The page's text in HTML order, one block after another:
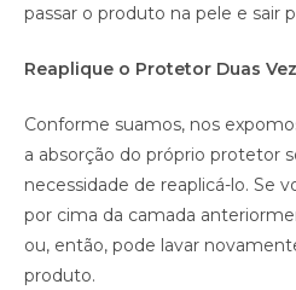
passar o produto na pele e sair
Reaplique o Protetor Duas
Conforme suamos, nos
a absorção do próprio protetor
necessidade de reaplicá-lo. Se
por cima da camada
ou, então, pode lavar
produto.